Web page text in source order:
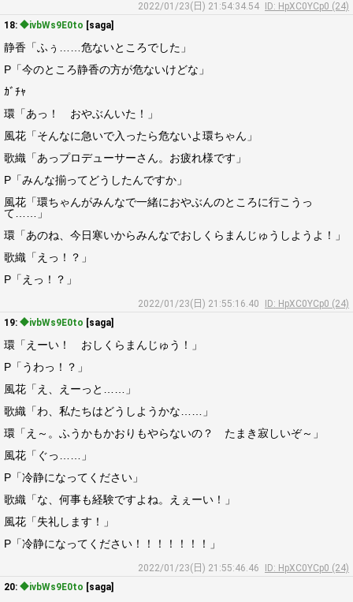
2022/01/23(日) 21:54:34.54
ID: HpXC0YCp0 (24)
18: ◆ivbWs9E0to [saga]
静香「ふぅ……危ないところでした」
P「今のところ静香の方が危ないけどな」
ｶﾞﾁｬ
環「あっ！ おやぶんいた！」
風花「そんなに急いで入ったら危ないよ環ちゃん」
歌織「あっプロデューサーさん。お疲れ様です」
P「みんな揃ってどうしたんですか」
風花「環ちゃんがみんなで一緒におやぶんのところに行こうっ
て……」
環「あのね、今日寒いからみんなでおしくらまんじゅうしようよ！」
歌織「えっ！？」
P「えっ！？」
2022/01/23(日) 21:55:16.40
ID: HpXC0YCp0 (24)
19: ◆ivbWs9E0to [saga]
環「えーい！ おしくらまんじゅう！」
P「うわっ！？」
風花「え、えーっと……」
歌織「わ、私たちはどうしようかな……」
環「え～。ふうかもかおりもやらないの？ たまき寂しいぞ～」
風花「ぐっ……」
P「冷静になってください」
歌織「な、何事も経験ですよね。えぇーい！」
風花「失礼します！」
P「冷静になってください！！！！！！！」
2022/01/23(日) 21:55:46.46
ID: HpXC0YCp0 (24)
20: ◆ivbWs9E0to [saga]